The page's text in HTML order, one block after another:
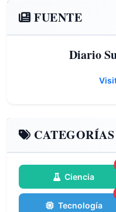
FUENTE
Diario
CATEGORÍAS
Ciencia
Tecnología